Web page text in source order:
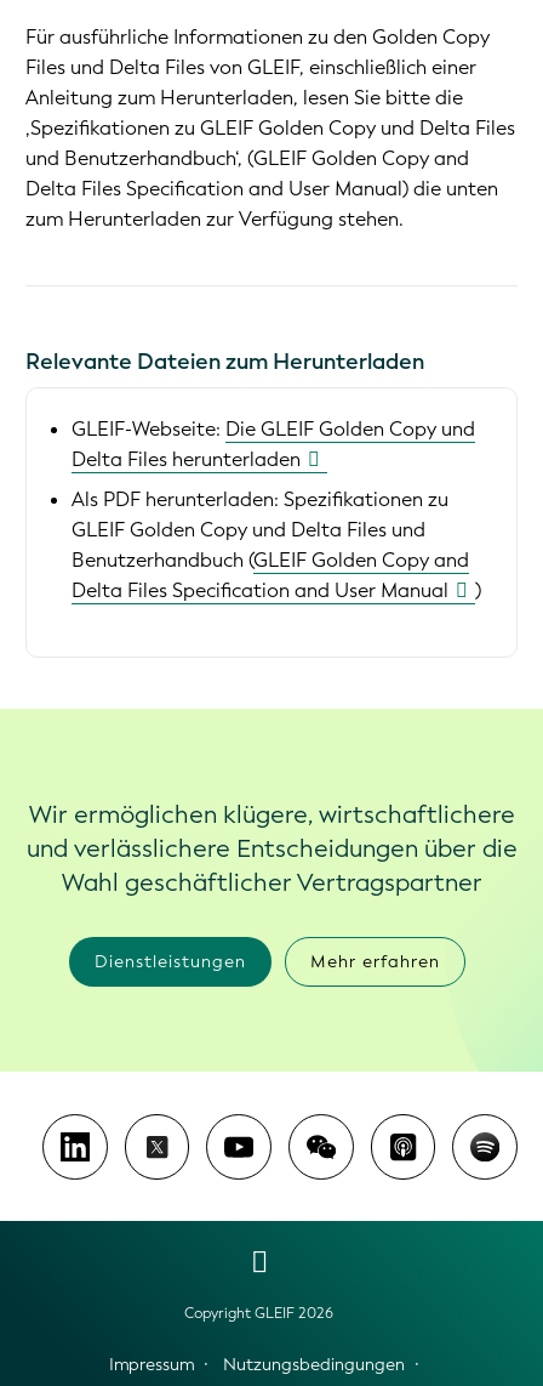
Für ausführliche Informationen zu den Golden Copy
Files und Delta Files von GLEIF, einschließlich einer
Anleitung zum Herunterladen, lesen Sie bitte die
‚Spezifikationen zu GLEIF Golden Copy und Delta Files
und Benutzerhandbuch‘, (GLEIF Golden Copy and
Delta Files Specification and User Manual)die unten
zum Herunterladen zur Verfügung stehen.
Relevante Dateien zum Herunterladen
GLEIF-Webseite: Die GLEIF Golden Copy und
Delta Files herunterladen
Als PDF herunterladen: Spezifikationen zu
GLEIF Golden Copy und Delta Files und
Benutzerhandbuch (GLEIF Golden Copy and
Delta Files Specification and User Manual
)
Wir ermöglichen klügere, wirtschaftlichere
und verlässlichere Entscheidungen über die
Wahl geschäftlicher Vertragspartner
Dienstleistungen Mehr erfahren
Copyright GLEIF 2026
Impressum
Nutzungsbedingungen